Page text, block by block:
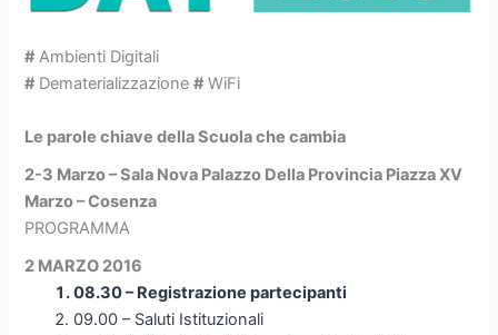
#Ambienti Digitali
#Dematerializzazione#WiFi
Le parole chiave della Scuola che cambia
2-3 Marzo – Sala Nova Palazzo Della Provincia Piazza XV
Marzo – Cosenza
PROGRAMMA
2 MARZO 2016
08.30 – Registrazione partecipanti
09.00 – Saluti Istituzionali